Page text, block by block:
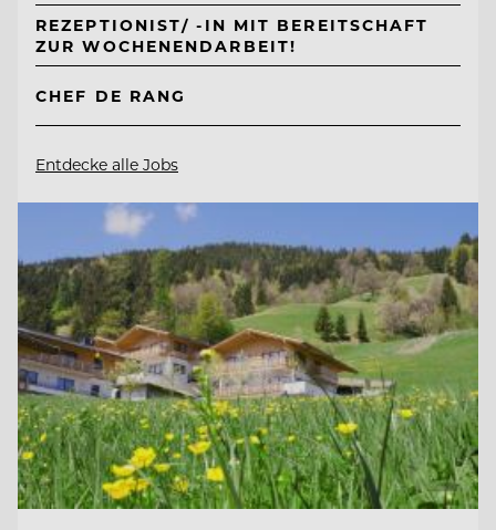
REZEPTIONIST/ -IN MIT BEREITSCHAFT
ZUR WOCHENENDARBEIT!
CHEF DE RANG
Entdecke alle Jobs